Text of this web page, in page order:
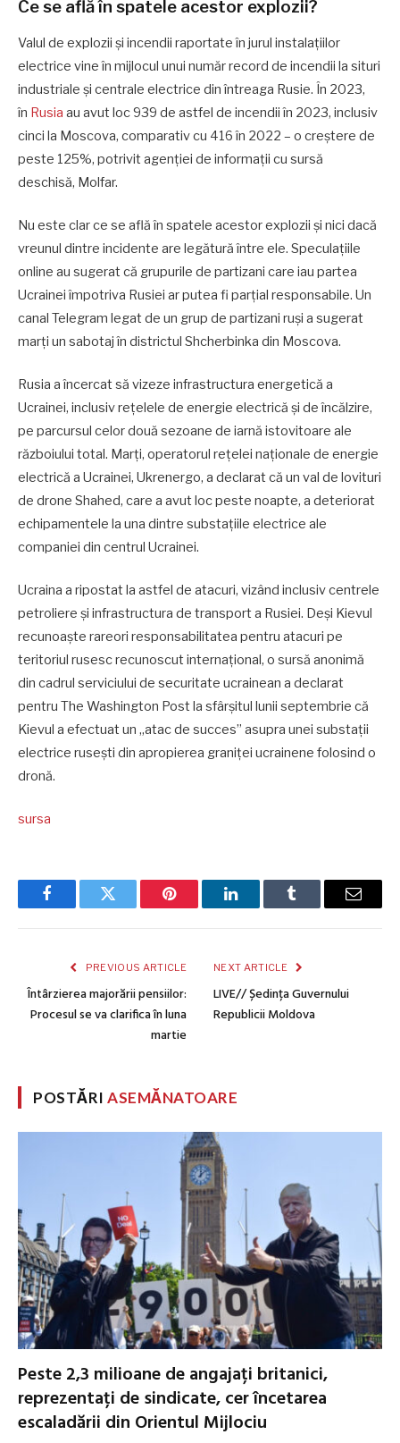
Ce se află în spatele acestor explozii?
Valul de explozii și incendii raportate în jurul instalațiilor
electrice vine în mijlocul unui număr record de incendii la situri
industriale și centrale electrice din întreaga Rusie. În 2023,
în Rusia au avut loc 939 de astfel de incendii în 2023, inclusiv
cinci la Moscova, comparativ cu 416 în 2022 – o creștere de
peste 125%, potrivit agenției de informații cu sursă
deschisă, Molfar.
Nu este clar ce se află în spatele acestor explozii și nici dacă
vreunul dintre incidente are legătură între ele. Speculațiile
online au sugerat că grupurile de partizani care iau partea
Ucrainei împotriva Rusiei ar putea fi parțial responsabile. Un
canal Telegram legat de un grup de partizani ruși a sugerat
marți un sabotaj în districtul Shcherbinka din Moscova.
Rusia a încercat să vizeze infrastructura energetică a
Ucrainei, inclusiv rețelele de energie electrică și de încălzire,
pe parcursul celor două sezoane de iarnă istovitoare ale
războiului total. Marți, operatorul rețelei naționale de energie
electrică a Ucrainei, Ukrenergo, a declarat că un val de lovituri
de drone Shahed, care a avut loc peste noapte, a deteriorat
echipamentele la una dintre substațiile electrice ale
companiei din centrul Ucrainei.
Ucraina a ripostat la astfel de atacuri, vizând inclusiv centrele
petroliere și infrastructura de transport a Rusiei. Deși Kievul
recunoaște rareori responsabilitatea pentru atacuri pe
teritoriul rusesc recunoscut internațional, o sursă anonimă
din cadrul serviciului de securitate ucrainean a declarat
pentru The Washington Post la sfârșitul lunii septembrie că
Kievul a efectuat un „atac de succes” asupra unei substații
electrice rusești din apropierea graniței ucrainene folosind o
dronă.
sursa
FacebookTwitter Pinterest LinkedInTumblr Email
PREVIOUS ARTICLE
Întârzierea majorării pensiilor:
Procesul se va clarifica în luna
martie
NEXT ARTICLE
LIVE// Ședința Guvernului
Republicii Moldova
POSTĂRIASEMĂNATOARE
Peste 2,3 milioane de angajați britanici,
reprezentați de sindicate, cer încetarea
escaladării din Orientul Mijlociu